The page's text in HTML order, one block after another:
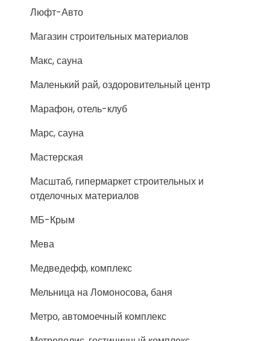
Люфт-Авто
Магазин строительных материалов
Макс, сауна
Маленький рай, оздоровительный центр
Марафон, отель-клуб
Марс, сауна
Мастерская
Масштаб, гипермаркет строительных и
отделочных материалов
МБ-Крым
Мева
Медведефф, комплекс
Мельница на Ломоносова, баня
Метро, автомоечный комплекс